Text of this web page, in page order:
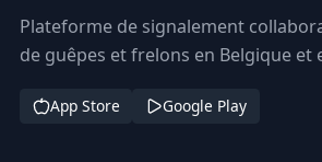
Plateforme de signalement
de guêpes et frelons en Belgique et
App Store Google Play